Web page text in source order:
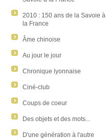
2010 : 150 ans de la Savoie à
la France
Âme chinoise
Au jour le jour
Chronique lyonnaise
Ciné-club
Coups de coeur
Des objets et des mots...
D'une génération à l'autre